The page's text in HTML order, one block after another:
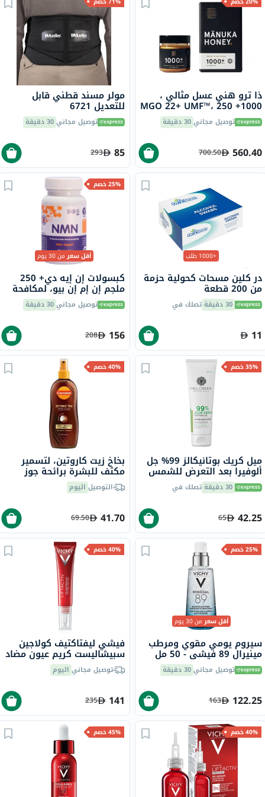
ذا ترو هني عسل مثالي ،
1000+ MGO 22+ UMF™، 250
جرام توصيل مجاني30 دقيقة
560.40
700.50
مولر مسند قطني قابل
للتعديل 6721
توصيل مجاني30 دقيقة
85
293
+1000 طلب
در كلين مسحات كحولية حزمة
من 200 قطعة
30 دقيقة تصلك في
11
25% خصم
أقل سعرمن 30 يوم
كبسولات إن إيه دي+ 250
ملجم إن إم إن بيو، لمكافحة
الشيخوخة - 30 كبسولةتوصيل مجاني30 دقيقة
156
208
35% خصم
ميل كريك بوتانيكالز 99% جل
ألوفيرا بعد التعرض للشمس
236 مل 30 دقيقة تصلك في
42.25
65
40% خصم
بخاخ زيت كاروتين، لتسمير
مكثف للبشرة برائحة جوز
الهند، 200 مل
التوصيل اليوم
41.70
69.50
25% خصم
أقل سعرمن 30 يوم
سيروم يومي مقوي ومرطب
مينيرال 89 فيشي - 50 مل
توصيل مجاني30 دقيقة
122.25
163
40% خصم
فيشي ليفتاكتيف كولاجين
سبيشاليست كريم عيون مضاد
للشيخوخة والتجاعيد، 15 مل
توصيل مجاني اليوم
141
235
40% خصم 45% خصم